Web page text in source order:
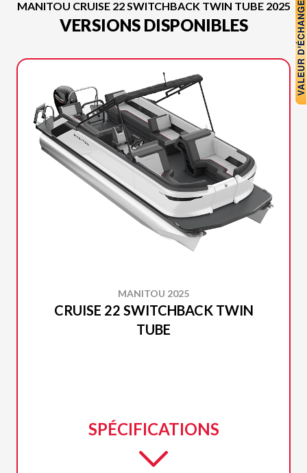
MANITOU CRUISE 22 SWITCHBACK TWIN TUBE 2025
VERSIONS DISPONIBLES
MANITOU 2025
CRUISE 22 SWITCHBACK TWIN
TUBE
SPÉCIFICATIONS